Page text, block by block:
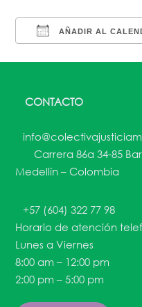
AÑADIR AL
CONTACTO
Carrera 86a 34-85
Medellín – Colombia
+57 (604) 322 77 98
Horario de atención
Lunes a Viernes
8:00 am – 12:00 pm
2:00 pm – 5:00 pm